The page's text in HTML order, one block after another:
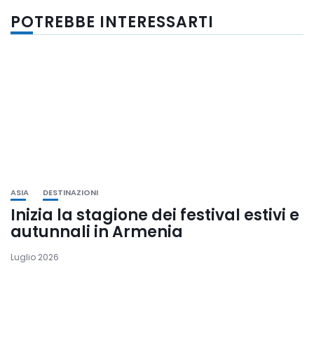
POTREBBE INTERESSARTI
ASIA DESTINAZIONI
Inizia la stagione dei festival estivi e
autunnali in Armenia
Luglio 2026